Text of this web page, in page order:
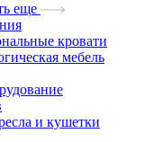
еще
кровати
мебель
и кушетки